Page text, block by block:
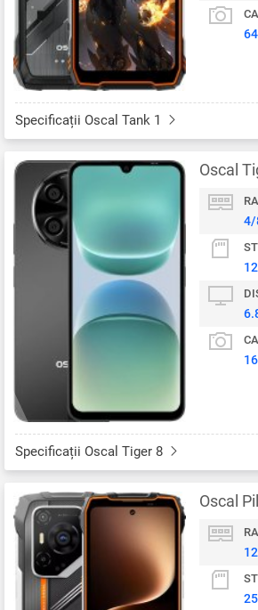
Specificații Oscal Tank 1
Oscal
4/
Specificații Oscal Tiger 8
Oscal